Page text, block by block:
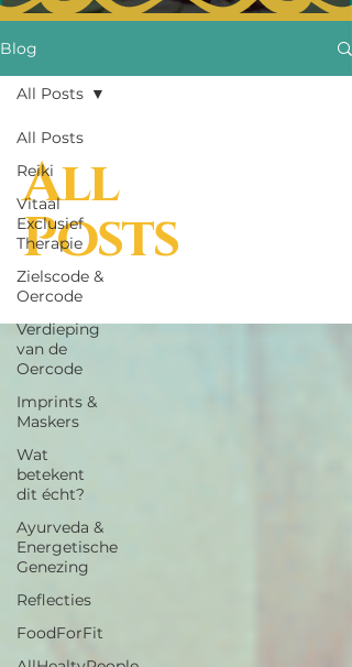
Blog
All Posts
Reiki
Vitaal
Exclusief
Therapie
Zielscode &
Oercode
Verdieping
van de
Oercode
Imprints &
Maskers
Wat
betekent
dit écht?
Ayurveda &
Energetische
Genezing
Reflecties
FoodForFit
All Posts
All
Posts